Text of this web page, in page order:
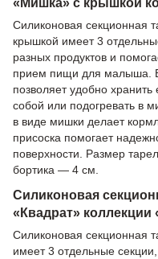
Силиконовая секционная
крышкой имеет 3
разных продуктов и
прием пищи для малыша. В
позволяет удобно
собой или подогревать в
в виде мишки делает
присоска помогает
поверхности. Размер
бортика — 4 см.
Силиконовая
«Квадрат»
Силиконовая секционная
имеет 3 отдельные